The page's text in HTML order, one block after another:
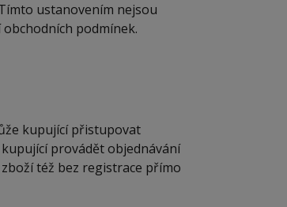
ustanovením nejsou
podmínek.
kupující přistupovat
provádět objednávání
též bez registrace přímo